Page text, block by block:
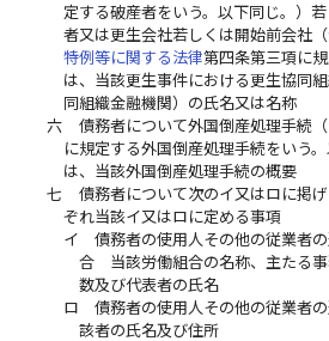
定する破産者をいう。以下同じ。）
者又は更生会社若しくは開始前会社（
特例等に関する法律第四条第三項に
は、当該更生事件における更生協同
同組織金融機関）の氏名又は名称
六
債務者について外国倒産処理手続
に規定する外国倒産処理手続をいう
は、当該外国倒産処理手続の概要
七
債務者について次のイ又はロに掲
ぞれ当該イ又はロに定める事項
イ
債務者の使用人その他の従業者
合 当該労働組合の名称、主たる
数及び代表者の氏名
ロ
債務者の使用人その他の従業者
該者の氏名及び住所